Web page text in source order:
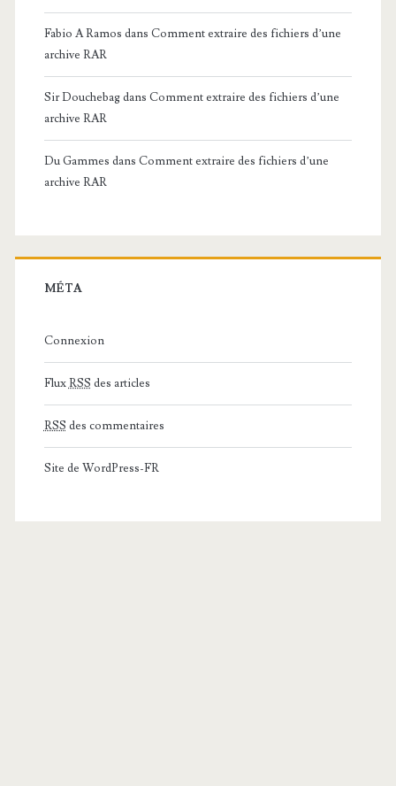
Fabio A Ramos dans Comment extraire des fichiers d’une
archive RAR
Sir Douchebagdans Comment extraire des fichiers d’une
archive RAR
Du Gammes dans Comment extraire des fichiers d’une
archive RAR
MÉTA
Connexion
FluxRSS des articles
RSS des commentaires
Site de WordPress-FR